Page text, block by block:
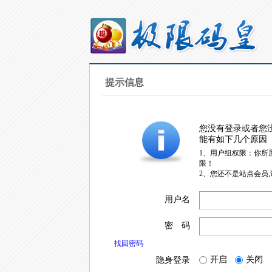
提示信息
您没有登录或者您
能有如下几个原因
1、用户组权限：你所
限！
2、您还不是站点会员
用户名
密 码
找回密码
隐身登录 开启 关闭